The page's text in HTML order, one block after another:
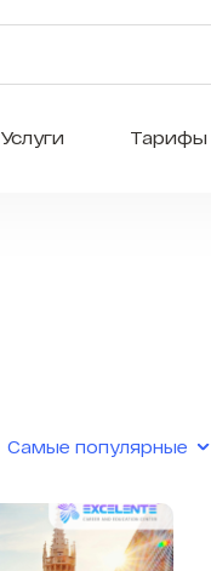
Услуги Тарифы
Самые популярные